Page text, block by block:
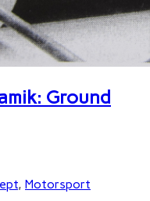
Ground
, Motorsport